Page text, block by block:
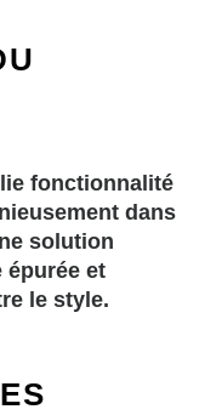
fonctionnalité
dans
solution
épurée et
le style.